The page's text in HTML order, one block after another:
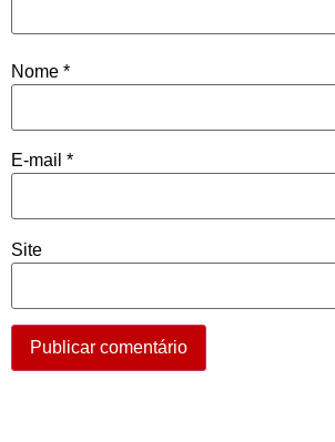
Nome *
E-mail *
Site